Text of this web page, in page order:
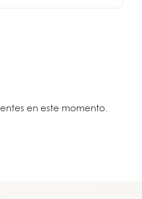
en este momento.